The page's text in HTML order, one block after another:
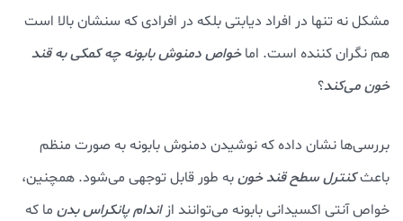
مشکل نه تنها در افراد دیابتی بلکه در افرادی که سنشان بالا است
هم نگران کننده‌ است. اماخواص دمنوش بابونه چه کمکی به قند
خون می‌کند؟
بررسی‌ها نشان داده که نوشیدن دمنوش بابونه به صورت منظم
باعثکنترل سطح قند خونبه طور قابل توجهی می‌شود. همچنین،
خواص آنتی اکسیدانی بابونه می‌توانند ازاندام پانکراس بدن ما که